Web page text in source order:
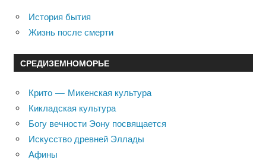
История бытия
Жизнь после смерти
СРЕДИЗЕМНОМОРЬЕ
Крито — Микенская культура
Кикладская культура
Богу вечности Эону посвящается
Искусство древней Эллады
Афины